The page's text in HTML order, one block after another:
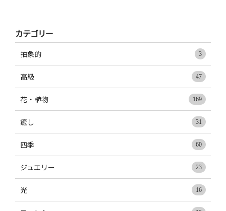
カテゴリー
抽象的 3
高級 47
花・植物 169
癒し 31
四季 60
ジュエリー 23
光 16